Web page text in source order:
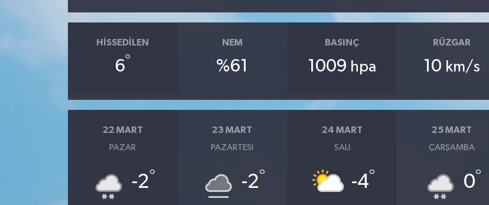
HISSEDILEN
6°
NEM
%61
BASINÇ
1009 hpa
RÜZGAR
10 km/s
22 MART
PAZAR
-2°
23 MART
PAZARTESI
-2°
24 MART
SALI
-4°
25 MART
ÇARŞAMBA
0°